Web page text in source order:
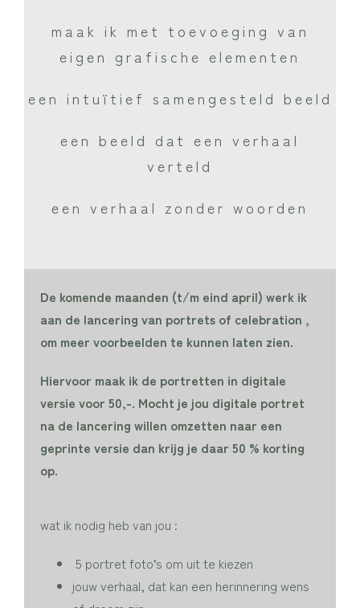
maak ik met toevoeging van
eigen grafische elementen
een intuïtief samengesteld beeld
een beeld dat een verhaal
verteld
een verhaal zonder woorden
De komende maanden (t/m eind april) werk ik
aan de lancering van portrets of celebration ,
om meer voorbeelden te kunnen laten zien.
Hiervoor maak ik de portretten in digitale
versie voor 50,-. Mocht je jou digitale portret
na de lancering willen omzetten naar een
geprinte versie dan krijg je daar 50 % korting
op.
wat ik nodig heb van jou :
5 portret foto’s om uit te kiezen
jouw verhaal, dat kan een herinnering wens